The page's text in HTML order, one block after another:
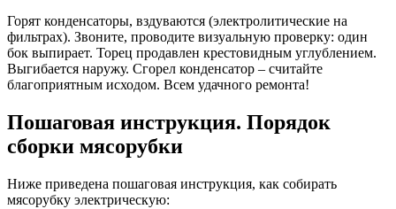
Горят конденсаторы, вздуваются (электролитические на
фильтрах). Звоните, проводите визуальную проверку: один
бок выпирает. Торец продавлен крестовидным углублением.
Выгибается наружу. Сгорел конденсатор – считайте
благоприятным исходом. Всем удачного ремонта!
Пошаговая инструкция. Порядок
сборки мясорубки
Ниже приведена пошаговая инструкция, как собирать
мясорубку электрическую: